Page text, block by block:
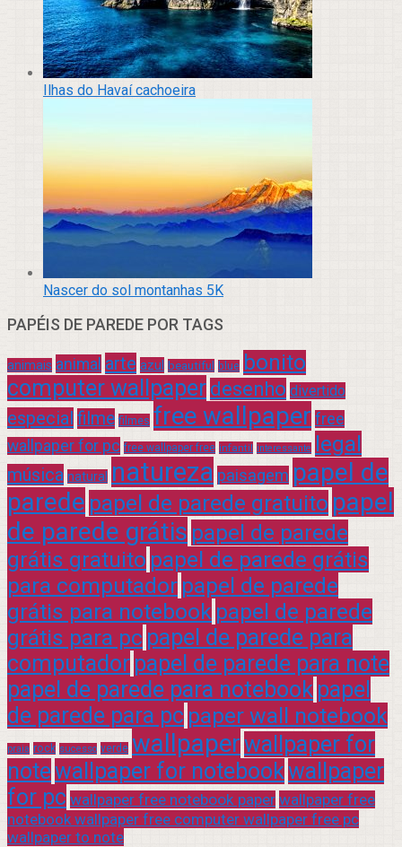
Ilhas do Havaí cachoeira
Nascer do sol montanhas 5K
PAPÉIS DE PAREDE POR TAGS
animais animal arte azul beautiful blue bonito
computer wallpaper desenho divertido
especial filme filmes free wallpaper free
wallpaper for pc free wallpaper free infantil interessante legal
música natural natureza paisagem papel de
parede papel de parede gratuito papel
de parede grátis papel de parede
grátis gratuito papel de parede grátis
para computador papel de parede
grátis para notebook papel de parede
grátis para pc papel de parede para
computador papel de parede para note
papel de parede para notebook papel
de parede para pc paper wall notebook
praia rock sucesso verde wallpaperwallpaper for
notewallpaper for notebookwallpaper
for pc wallpaper free notebook paper wallpaper free
notebook wallpaper free computer wallpaper free pc
wallpaper to note